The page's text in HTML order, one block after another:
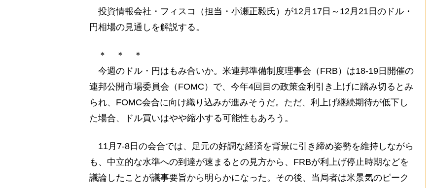
投資情報会社・フィスコ（担当・小瀬正毅氏）が12月17日～12月21日のドル・
円相場の見通しを解説する。
＊ ＊ ＊
今週のドル・円はもみ合いか。米連邦準備制度理事会（FRB）は18-19日開催の
連邦公開市場委員会（FOMC）で、今年4回目の政策金利引き上げに踏み切るとみ
られ、FOMC会合に向け織り込みが進みそうだ。ただ、利上げ継続期待が低下し
た場合、ドル買いはやや縮小する可能性もあろう。
11月7-8日の会合では、足元の好調な経済を背景に引き締め姿勢を維持しながら
も、中立的な水準への到達が速まるとの見方から、FRBが利上げ停止時期などを
議論したことが議事要旨から明らかになった。その後、当局者は米景気のピーク